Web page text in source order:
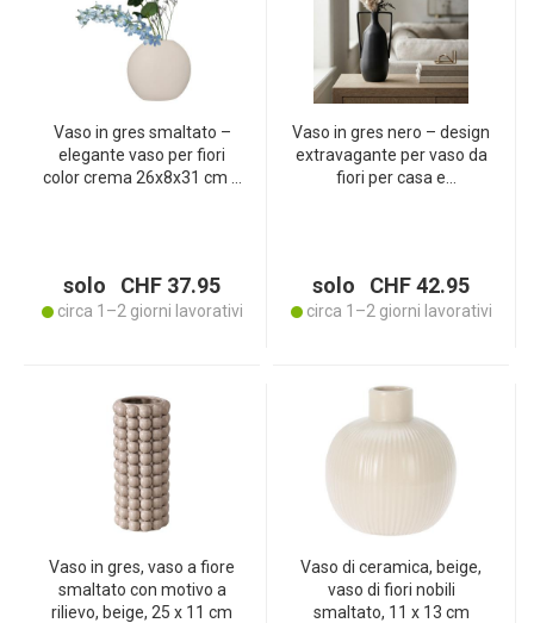
Vaso in gres smaltato –
elegante vaso per fiori
color crema 26x8x31 cm –
solo CHF 37.95
circa 1–2 giorni lavorativi
Vaso in gres nero – design
extravagante per vaso da
fiori per casa e
solo CHF 42.95
circa 1–2 giorni lavorativi
Vaso in gres, vaso a fiore
smaltato con motivo a
rilievo, beige, 25 x 11 cm
Vaso di ceramica, beige,
vaso di fiori nobili
smaltato, 11 x 13 cm